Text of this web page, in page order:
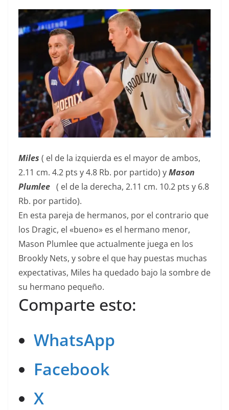
Miles ( el de la izquierda es el mayor de ambos,
2.11 cm. 4.2 pts y 4.8 Rb. por partido) yMason
Plumlee ( el de la derecha, 2.11 cm. 10.2 pts y 6.8
Rb. por partido).
En esta pareja de hermanos, por el contrario que
los Dragic, el «bueno» es el hermano menor,
Mason Plumlee que actualmente juega en los
Brookly Nets, y sobre el que hay puestas muchas
expectativas, Miles ha quedado bajo la sombre de
su hermano pequeño.
Comparte esto:
WhatsApp
Facebook
X